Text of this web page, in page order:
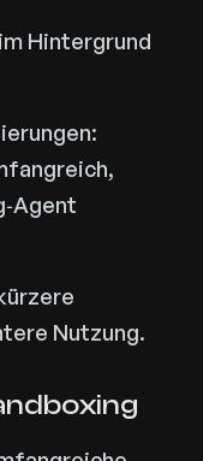
Hintergrund
Nutzung.